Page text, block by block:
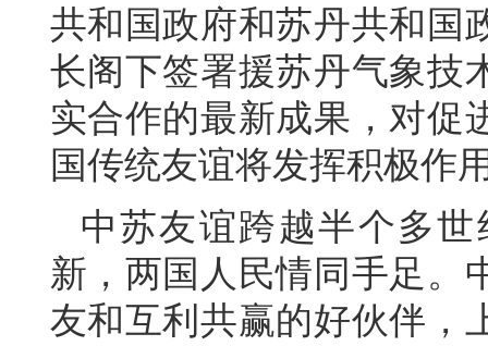
共和国政府和苏丹共和国
长阁下签署援苏丹气象技
实合作的最新成果，对促
国传统友谊将发挥积极作
中苏友谊跨越半个多
新，两国人民情同手足。
友和互利共赢的好伙伴，